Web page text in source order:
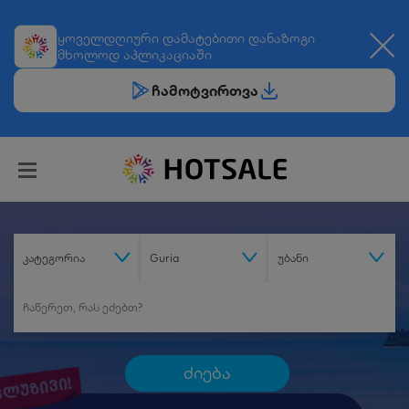
ყოველდღიური დამატებითი დანაზოგი
მხოლოდ აპლიკაციაში
ჩამოტვირთვა
კატეგორია Guria უბანი
ძიება